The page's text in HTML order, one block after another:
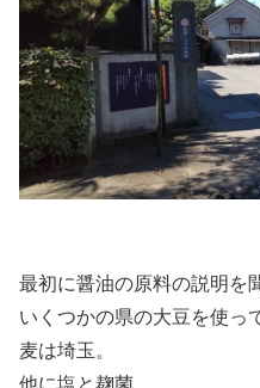
最初に醤油の原料の説明を
いくつかの県の大豆を使っ
麦は埼玉。
他に塩と麹菌